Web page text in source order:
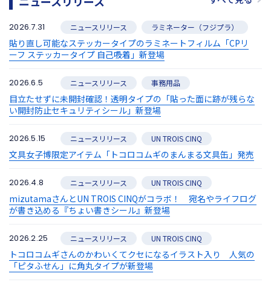
2026.7.31 ニュースリリース ラミネーター（フジプラ）
貼り直し可能なステッカータイプのラミネートフィルム「CPリ
ーフ ステッカータイプ 自己吸着」新登場
2026.6.5 ニュースリリース 事務用品
目立たせずに未開封確認！透明タイプの「貼った面に跡が残らな
い開封防止セキュリティシール」新登場
2026.5.15 ニュースリリース UN TROIS CINQ
文具女子博限定アイテム「トコロコムギのまんまる文具缶」発売
2026.4.8 ニュースリリース UN TROIS CINQ
mizutamaさんとUN TROIS CINQがコラボ！ 宛名やライフログ
が書き込める『ちょい書きシール』新登場
2026.2.25 ニュースリリース UN TROIS CINQ
トコロコムギさんのかわいくてクセになるイラスト入り 人気の
「ピタふせん」に角丸タイプが新登場